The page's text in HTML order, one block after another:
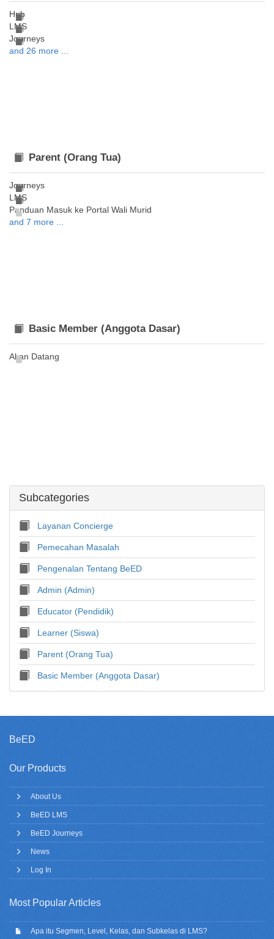
Hub
LMS
Journeys
and 26 more ...
Parent (Orang Tua)
Journeys
LMS
Panduan Masuk ke Portal Wali Murid
and 7 more ...
Basic Member (Anggota Dasar)
Akan Datang
Subcategories
Layanan Concierge
Pemecahan Masalah
Pengenalan Tentang BeED
Admin (Admin)
Educator (Pendidik)
Learner (Siswa)
Parent (Orang Tua)
Basic Member (Anggota Dasar)
BeED
Our Products
About Us
BeED LMS
BeED Journeys
News
Log In
Most Popular Articles
Apa itu Segmen, Level, Kelas, dan Subkelas di LMS?